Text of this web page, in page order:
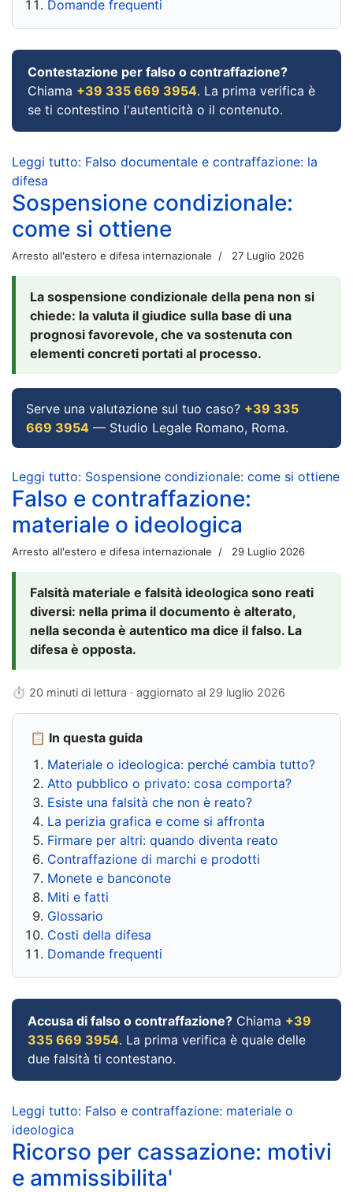
Domande frequenti
Contestazione per falso o contraffazione?
Chiama +39 335 669 3954. La prima verifica è
se ti contestino l'autenticità o il contenuto.
Leggi tutto: Falso documentale e contraffazione: la
difesa
Sospensione condizionale:
come si ottiene
Arresto all'estero e difesa internazionale 27 Luglio 2026
La sospensione condizionale della pena non si
chiede: la valuta il giudice sulla base di una
prognosi favorevole, che va sostenuta con
elementi concreti portati al processo.
Serve una valutazione sul tuo caso? +39 335
669 3954 — Studio Legale Romano, Roma.
Leggi tutto: Sospensione condizionale: come si ottiene
Falso e contraffazione:
materiale o ideologica
Arresto all'estero e difesa internazionale 29 Luglio 2026
Falsità materiale e falsità ideologica sono reati
diversi: nella prima il documento è alterato,
nella seconda è autentico ma dice il falso. La
difesa è opposta.
⏱ 20 minuti di lettura · aggiornato al 29 luglio 2026
📋 In questa guida
Materiale o ideologica: perché cambia tutto?
Atto pubblico o privato: cosa comporta?
Esiste una falsità che non è reato?
La perizia grafica e come si affronta
Firmare per altri: quando diventa reato
Contraffazione di marchi e prodotti
Monete e banconote
Miti e fatti
Glossario
Costi della difesa
Domande frequenti
Accusa di falso o contraffazione? Chiama +39
335 669 3954. La prima verifica è quale delle
due falsità ti contestano.
Leggi tutto: Falso e contraffazione: materiale o
ideologica
Ricorso per cassazione: motivi
e ammissibilita'